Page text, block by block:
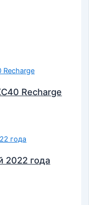
Recharge
2022 года